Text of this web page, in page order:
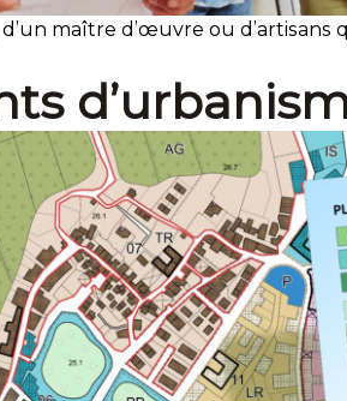
maître d’œuvre ou d’artisans